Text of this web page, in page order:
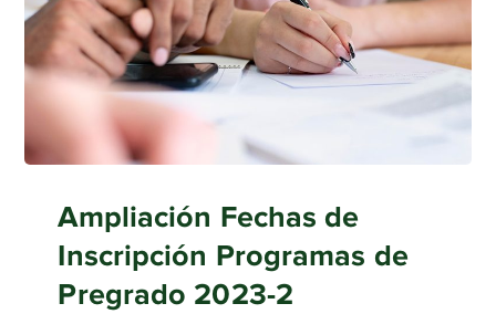
Ampliación Fechas de
Inscripción Programas de
Pregrado 2023-2